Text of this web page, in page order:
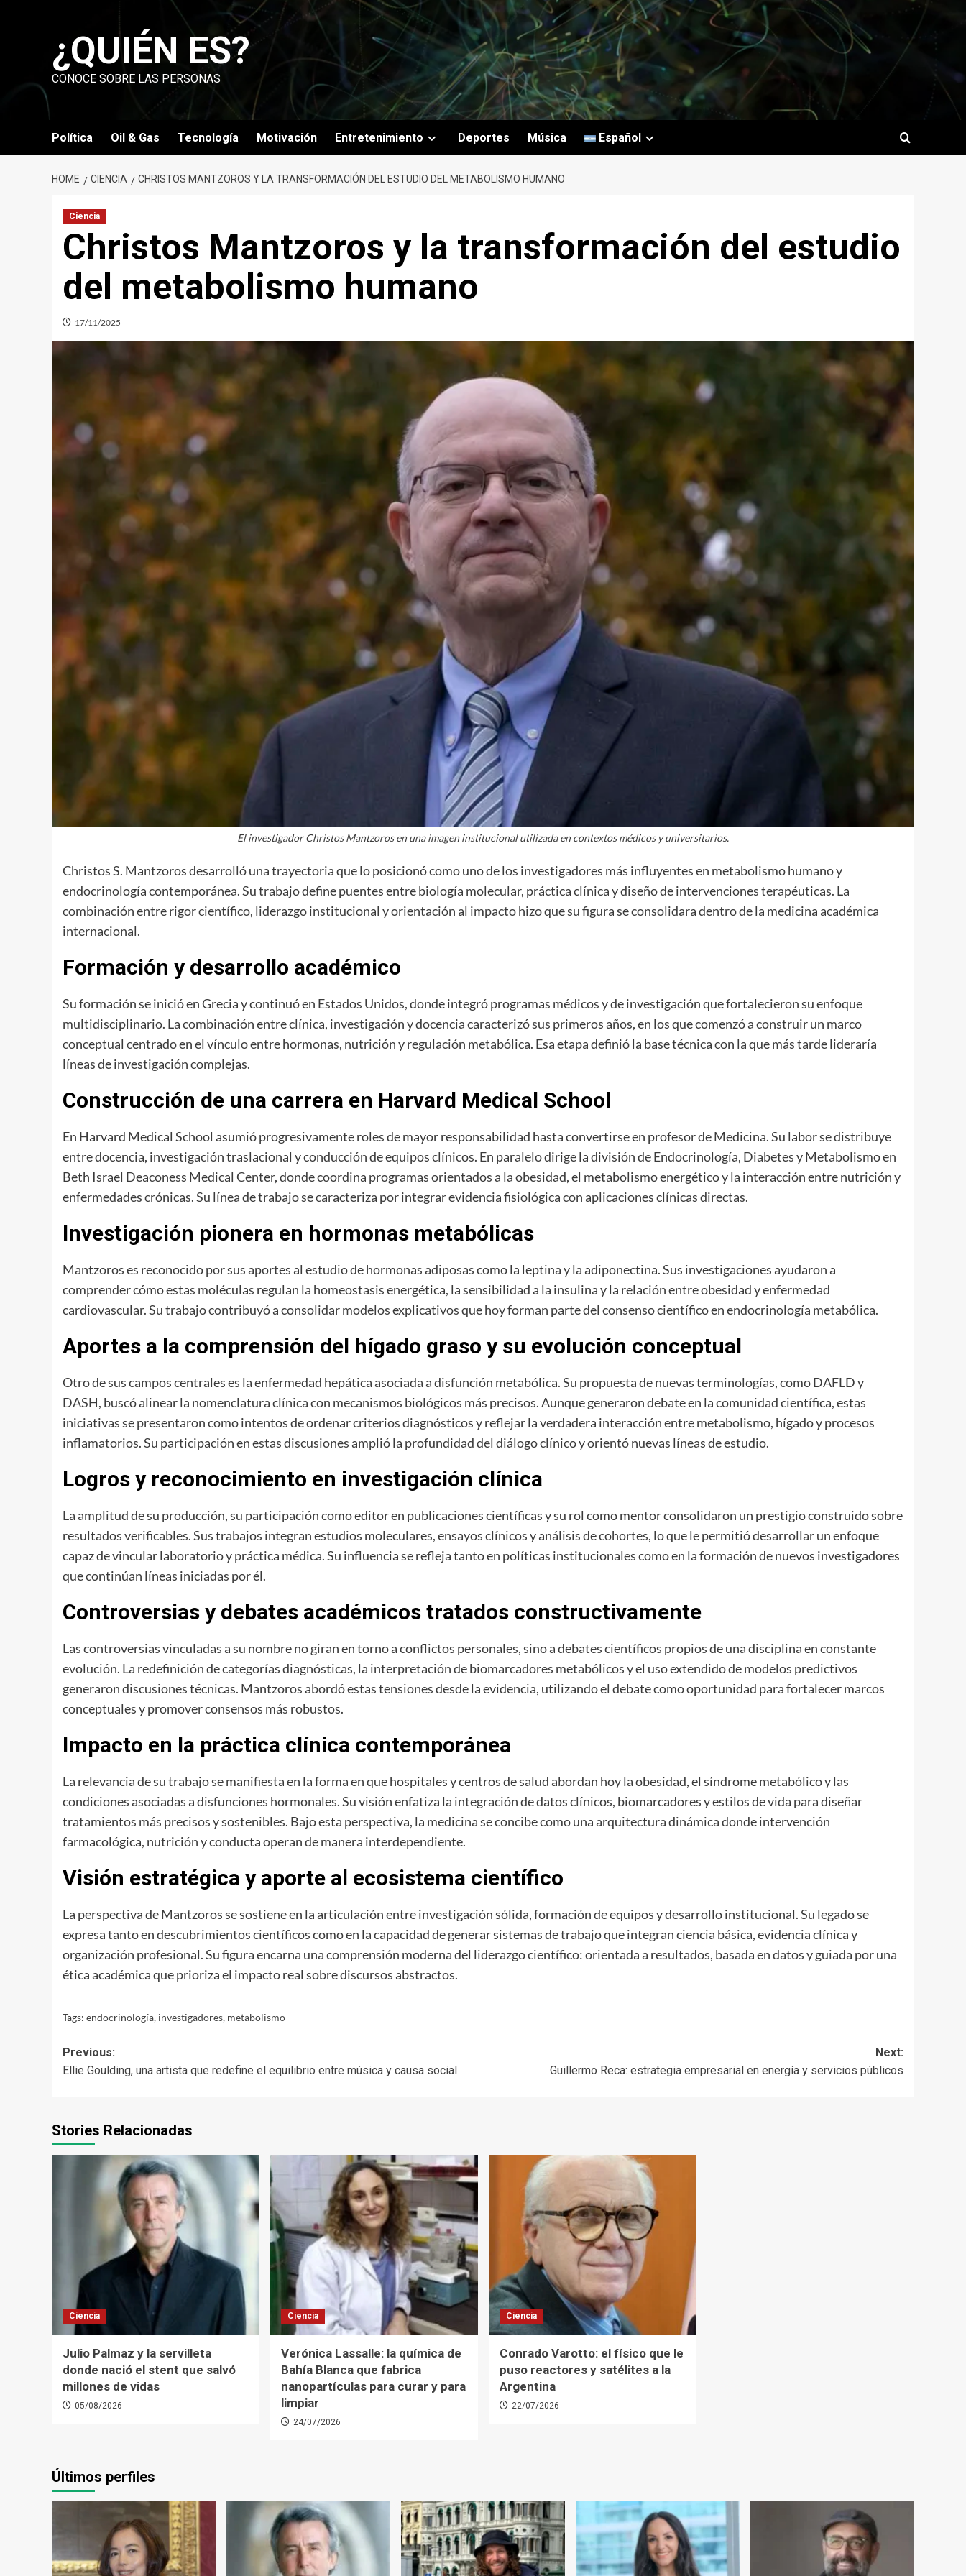
¿QUIÉN ES?
CONOCE SOBRE LAS PERSONAS
Política Oil & Gas Tecnología Motivación Entretenimiento Deportes Música Español
HOME CIENCIA CHRISTOS MANTZOROS Y LA TRANSFORMACIÓN DEL ESTUDIO DEL METABOLISMO HUMANO
Ciencia
Christos Mantzoros y la transformación del estudio
del metabolismo humano
17/11/2025
El investigador Christos Mantzoros en una imagen institucional utilizada en contextos médicos y universitarios.
Christos S. Mantzoros desarrolló una trayectoria que lo posicionó como uno de los investigadores más influyentes en metabolismo humano y
endocrinología contemporánea. Su trabajo define puentes entre biología molecular, práctica clínica y diseño de intervenciones terapéuticas. La
combinación entre rigor científico, liderazgo institucional y orientación al impacto hizo que su figura se consolidara dentro de la medicina académica
internacional.
Formación y desarrollo académico
Su formación se inició en Grecia y continuó en Estados Unidos, donde integró programas médicos y de investigación que fortalecieron su enfoque
multidisciplinario. La combinación entre clínica, investigación y docencia caracterizó sus primeros años, en los que comenzó a construir un marco
conceptual centrado en el vínculo entre hormonas, nutrición y regulación metabólica. Esa etapa definió la base técnica con la que más tarde lideraría
líneas de investigación complejas.
Construcción de una carrera en Harvard Medical School
En Harvard Medical School asumió progresivamente roles de mayor responsabilidad hasta convertirse en profesor de Medicina. Su labor se distribuye
entre docencia, investigación traslacional y conducción de equipos clínicos. En paralelo dirige la división de Endocrinología, Diabetes y Metabolismo en
Beth Israel Deaconess Medical Center, donde coordina programas orientados a la obesidad, el metabolismo energético y la interacción entre nutrición y
enfermedades crónicas. Su línea de trabajo se caracteriza por integrar evidencia fisiológica con aplicaciones clínicas directas.
Investigación pionera en hormonas metabólicas
Mantzoros es reconocido por sus aportes al estudio de hormonas adiposas como la leptina y la adiponectina. Sus investigaciones ayudaron a
comprender cómo estas moléculas regulan la homeostasis energética, la sensibilidad a la insulina y la relación entre obesidad y enfermedad
cardiovascular. Su trabajo contribuyó a consolidar modelos explicativos que hoy forman parte del consenso científico en endocrinología metabólica.
Aportes a la comprensión del hígado graso y su evolución conceptual
Otro de sus campos centrales es la enfermedad hepática asociada a disfunción metabólica. Su propuesta de nuevas terminologías, como DAFLD y
DASH, buscó alinear la nomenclatura clínica con mecanismos biológicos más precisos. Aunque generaron debate en la comunidad científica, estas
iniciativas se presentaron como intentos de ordenar criterios diagnósticos y reflejar la verdadera interacción entre metabolismo, hígado y procesos
inflamatorios. Su participación en estas discusiones amplió la profundidad del diálogo clínico y orientó nuevas líneas de estudio.
Logros y reconocimiento en investigación clínica
La amplitud de su producción, su participación como editor en publicaciones científicas y su rol como mentor consolidaron un prestigio construido sobre
resultados verificables. Sus trabajos integran estudios moleculares, ensayos clínicos y análisis de cohortes, lo que le permitió desarrollar un enfoque
capaz de vincular laboratorio y práctica médica. Su influencia se refleja tanto en políticas institucionales como en la formación de nuevos investigadores
que continúan líneas iniciadas por él.
Controversias y debates académicos tratados constructivamente
Las controversias vinculadas a su nombre no giran en torno a conflictos personales, sino a debates científicos propios de una disciplina en constante
evolución. La redefinición de categorías diagnósticas, la interpretación de biomarcadores metabólicos y el uso extendido de modelos predictivos
generaron discusiones técnicas. Mantzoros abordó estas tensiones desde la evidencia, utilizando el debate como oportunidad para fortalecer marcos
conceptuales y promover consensos más robustos.
Impacto en la práctica clínica contemporánea
La relevancia de su trabajo se manifiesta en la forma en que hospitales y centros de salud abordan hoy la obesidad, el síndrome metabólico y las
condiciones asociadas a disfunciones hormonales. Su visión enfatiza la integración de datos clínicos, biomarcadores y estilos de vida para diseñar
tratamientos más precisos y sostenibles. Bajo esta perspectiva, la medicina se concibe como una arquitectura dinámica donde intervención
farmacológica, nutrición y conducta operan de manera interdependiente.
Visión estratégica y aporte al ecosistema científico
La perspectiva de Mantzoros se sostiene en la articulación entre investigación sólida, formación de equipos y desarrollo institucional. Su legado se
expresa tanto en descubrimientos científicos como en la capacidad de generar sistemas de trabajo que integran ciencia básica, evidencia clínica y
organización profesional. Su figura encarna una comprensión moderna del liderazgo científico: orientada a resultados, basada en datos y guiada por una
ética académica que prioriza el impacto real sobre discursos abstractos.
Tags: endocrinología, investigadores, metabolismo
Post
navigation
Previous:
Ellie Goulding, una artista que redefine el equilibrio entre música y causa social
Next:
Guillermo Reca: estrategia empresarial en energía y servicios públicos
Stories Relacionadas
Ciencia
Julio Palmaz y la servilleta
donde nació el stent que salvó
millones de vidas
05/08/2026
Ciencia
Verónica Lassalle: la química de
Bahía Blanca que fabrica
nanopartículas para curar y para
limpiar
24/07/2026
Ciencia
Conrado Varotto: el físico que le
puso reactores y satélites a la
Argentina
22/07/2026
Últimos perfiles